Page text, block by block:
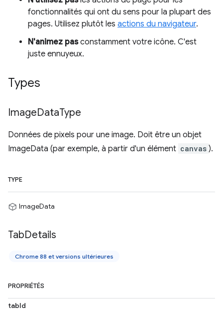
fonctionnalités qui ont du sens pour la plupart des
pages. Utilisez plutôt les actions du navigateur.
N'animez pasconstamment votre icône. C'est
juste ennuyeux.
Types
ImageDataType
Données de pixels pour une image. Doit être un objet
ImageData (par exemple, à partir d'un élément canvas ).
TYPE
ImageData
TabDetails
Chrome 88 et versions ultérieures
PROPRIÉTÉS
tabId